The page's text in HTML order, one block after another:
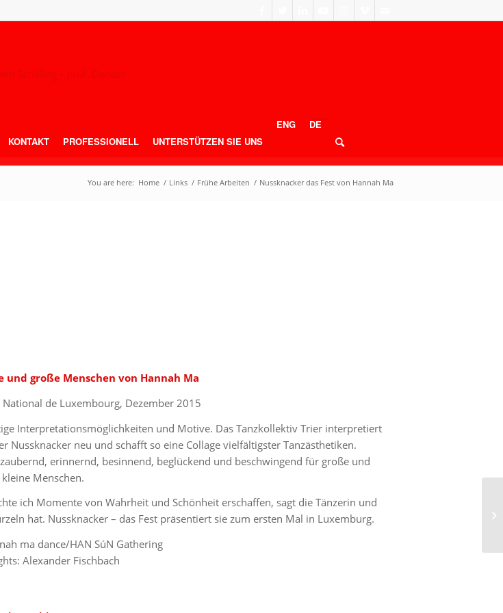
KONTAKT PROFESSIONELL UNTERSTÜTZEN SIE UNS
ENG DE
You are here: Home / Links / Frühe Arbeiten / Nussknacker das Fest von Hannah Ma
große Menschen von Hannah Ma
de Luxembourg, Dezember 2015
Interpretationsmöglichkeiten und Motive. Das Tanzkollektiv Trier interpretiert
Nussknacker neu und schafft so eine Collage vielfältigster Tanzästhetiken.
erinnernd, besinnend, beglückend und beschwingend für große und
kleine Menschen.
ich Momente von Wahrheit und Schönheit erschaffen, sagt die Tänzerin und
hat. Nussknacker – das Fest präsentiert sie zum ersten Mal in Luxemburg.
ma dance/HAN SúN Gathering
Alexander Fischbach